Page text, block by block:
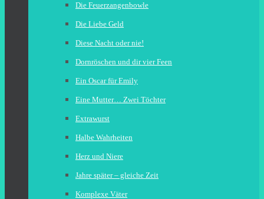
Die Feuerzangenbowle
Die Liebe Geld
Diese Nacht oder nie!
Dornröschen und dir vier Feen
Ein Oscar für Emily
Eine Mutter… Zwei Töchter
Extrawurst
Halbe Wahrheiten
Herz und Niere
Jahre später – gleiche Zeit
Komplexe Väter